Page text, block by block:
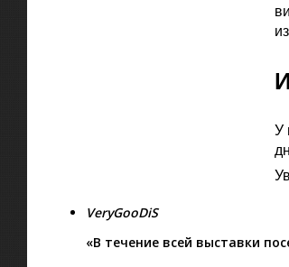
У
VeryGooDiS
«В течение всей выставки